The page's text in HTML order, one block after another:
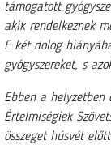
támogatott
akik rendelkeznek
E két dolog
gyógyszereket, s
Ebben a helyzetben
Értelmiségiek
összeget húsvét